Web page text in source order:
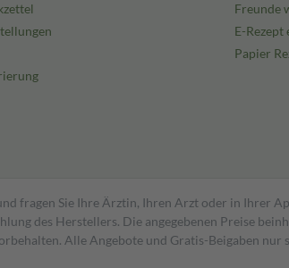
Freunde
E-Rezept
Papier
fragen Sie Ihre Ärztin, Ihren Arzt oder in Ihrer
des Herstellers. Die angegebenen Preise
Alle Angebote und Gratis-Beigaben nur